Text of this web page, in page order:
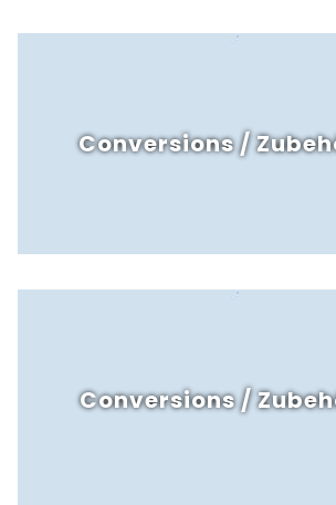
Conversions /
Conversions /